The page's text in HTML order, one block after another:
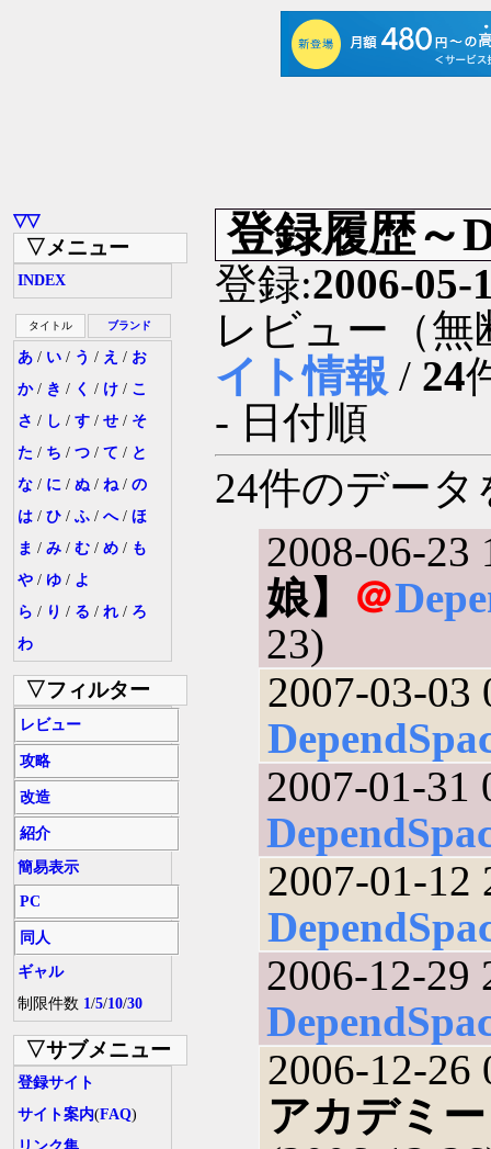
▽▽
▽メニュー
INDEX
タイトル ブランド
あ / い / う / え / お
か/ き / く / け / こ
さ / し / す / せ / そ
た / ち / つ / て / と
な / に / ぬ / ね / の
は / ひ / ふ / へ/ ほ
ま / み / む / め / も
や / ゆ / よ
ら / り / る / れ / ろ
わ
▽フィルター
レビュー
攻略
改造
紹介
簡易表示
PC
同人
ギャル
制限件数 1/5/10/30
▽サブメニュー
登録サイト
サイト案内(FAQ)
リンク集
登録履歴～
登録:2006-05-
レビュー（
イト情報 / 24
- 日付順
24件のデー
2008-06-23
娘】
＠
23)
2007-03-03
2007-01-31
2007-01-12
2006-12-29
2006-12-26
アカデミー